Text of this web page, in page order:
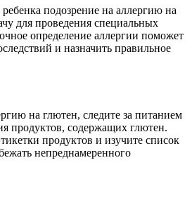
подозрение на аллергию на
для проведения специальных
определение аллергии поможет
и назначить правильное
на глютен, следите за питанием
продуктов, содержащих глютен.
продуктов и изучите список
непреднамеренного